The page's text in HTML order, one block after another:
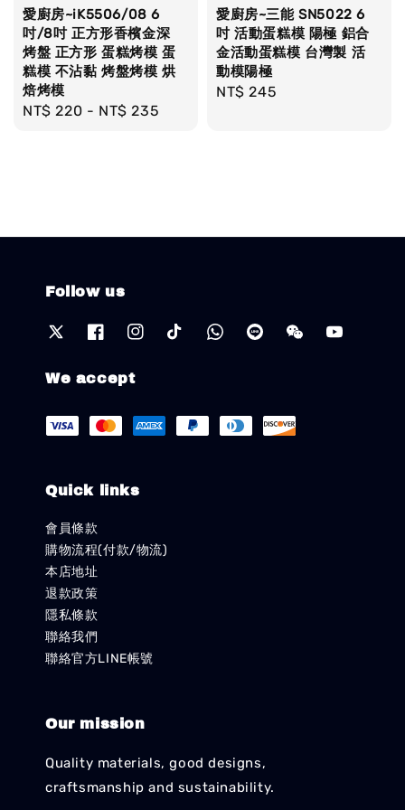
愛廚房~iK5506/08 6
吋/8吋 正方形香檳金深
烤盤 正方形 蛋糕烤模 蛋
糕模 不沾黏 烤盤烤模 烘
焙烤模
Regular
NT$ 220 - NT$ 235
愛廚房~三能 SN5022 6
吋 活動蛋糕模 陽極 鋁合
金活動蛋糕模 台灣製 活
動模陽極
Regular
NT$ 245
Follow us
We accept
Quick links
會員條款
購物流程(付款/物流)
本店地址
退款政策
隱私條款
聯絡我們
聯絡官方LINE帳號
Our mission
Quality materials, good designs,
craftsmanship and sustainability.